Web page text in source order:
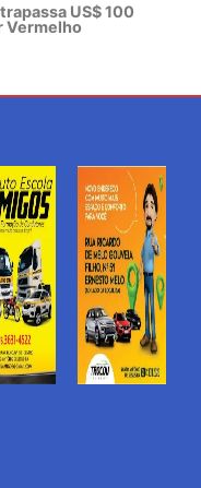
US$ 100
Vermelho